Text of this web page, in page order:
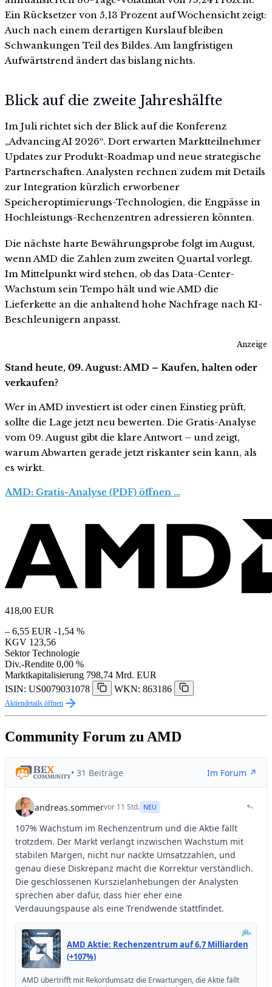
Ein Rücksetzer von 5,13 Prozent auf Wochensicht zeigt:
Auch nach einem derartigen Kurslauf bleiben
Schwankungen Teil des Bildes. Am langfristigen
Aufwärtstrend ändert das bislang nichts.
Blick auf die zweite Jahreshälfte
Im Juli richtet sich der Blick auf die Konferenz
„Advancing AI 2026″. Dort erwarten Marktteilnehmer
Updates zur Produkt-Roadmap und neue strategische
Partnerschaften. Analysten rechnen zudem mit Details
zur Integration kürzlich erworbener
Speicheroptimierungs-Technologien, die Engpässe in
Hochleistungs-Rechenzentren adressieren könnten.
Die nächste harte Bewährungsprobe folgt im August,
wenn AMD die Zahlen zum zweiten Quartal vorlegt.
Im Mittelpunkt wird stehen, ob das Data-Center-
Wachstum sein Tempo hält und wie AMD die
Lieferkette an die anhaltend hohe Nachfrage nach KI-
Beschleunigern anpasst.
Anzeige
Stand heute, 09. August: AMD – Kaufen, halten oder
verkaufen?
Wer in AMD investiert ist oder einen Einstieg prüft,
sollte die Lage jetzt neu bewerten. Die Gratis-Analyse
vom 09. August gibt die klare Antwort – und zeigt,
warum Abwarten gerade jetzt riskanter sein kann, als
es wirkt.
AMD: Gratis-Analyse (PDF) öffnen …
418,00 EUR
– 6,55 EUR -1,54 %
KGV 123,56
Sektor Technologie
Div.-Rendite 0,00 %
Marktkapitalisierung 798,74 Mrd. EUR
ISIN: US0079031078
WKN: 863186
Aktiendetails öffnen
Community Forum zu AMD